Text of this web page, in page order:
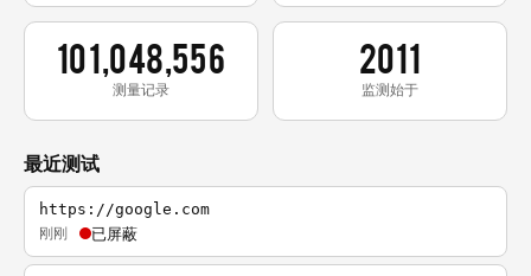
101,048,556
测量记录
2011
监测始于
最近测试
https://google.com
刚刚 已屏蔽